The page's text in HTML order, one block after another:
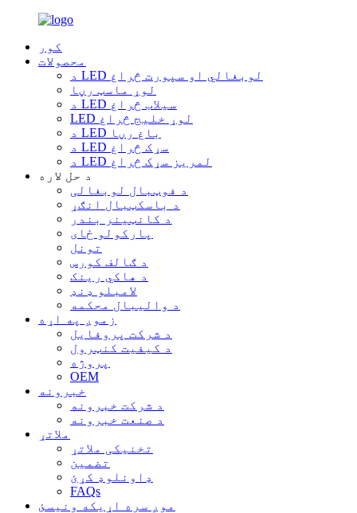
کور
محصولات
د LED لوبغالي او سپورت څراغ
لوړ ماسټ رڼا
د LED سیلاب څراغ
LED لوړ خلیج څراغ
د LED باغ رڼا
د LED سړک څراغ
د LED لمریز سړک څراغ
د حل لاره
د فوټبال لوبغالی
د باسکټبال انګړ
د کانټینر بندر
پارکولو ځای
تونل
د ګالف کورس
د هاکي رینک
لامبلو ډنډ
د والیبال محکمه
زموږ په اړه
د شرکت پروفایل
د کیفیت کنټرول
پروژه
OEM
خبرونه
د شرکت خبرونه
د صنعت خبرونه
ملاتړ
تخنیکی ملاتړ
تضمین
ډاونلوډ کړئ
FAQs
موږ سره اړیکه ونیسئ